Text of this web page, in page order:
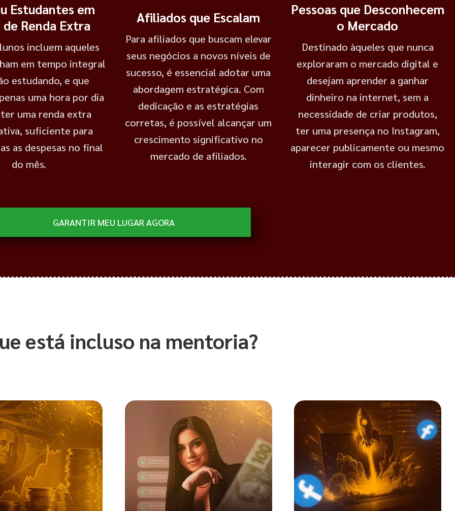
Estudantes em
de Renda Extra
incluem aqueles
em tempo integral
estudando, e que
uma hora por dia
uma renda extra
suficiente para
as despesas no final
do mês.
Afiliados que Escalam
Para afiliados que buscam elevar
seus negócios a novos níveis de
sucesso, é essencial adotar uma
abordagem estratégica. Com
dedicação e as estratégias
corretas, é possível alcançar um
crescimento significativo no
mercado de afiliados.
Pessoas que Desconhecem
o Mercado
Destinado àqueles que nunca
exploraram o mercado digital e
desejam aprender a ganhar
dinheiro na internet, sem a
necessidade de criar produtos,
ter uma presença no Instagram,
aparecer publicamente ou mesmo
interagir com os clientes.
GARANTIR MEU LUGAR AGORA
está incluso na mentoria?